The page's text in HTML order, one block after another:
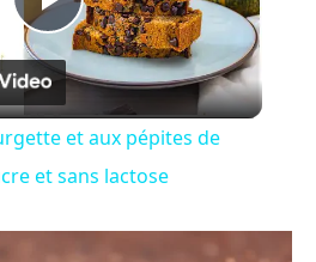
P
l
a
y
et aux pépites de
et sans lactose